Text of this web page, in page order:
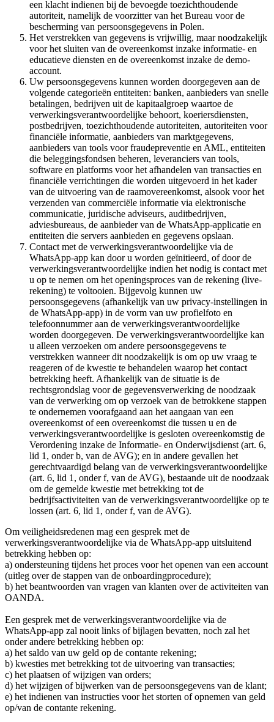
een klacht indienen bij de bevoegde toezichthoudende
autoriteit, namelijk de voorzitter van het Bureau voor de
bescherming van persoonsgegevens in Polen.
Het verstrekken van gegevens is vrijwillig, maar noodzakelijk
voor het sluiten van de overeenkomst inzake informatie- en
educatieve diensten en de overeenkomst inzake de demo-
account.
Uw persoonsgegevens kunnen worden doorgegeven aan de
volgende categorieën entiteiten: banken, aanbieders van snelle
betalingen, bedrijven uit de kapitaalgroep waartoe de
verwerkingsverantwoordelijke behoort, koeriersdiensten,
postbedrijven, toezichthoudende autoriteiten, autoriteiten voor
financiële informatie, aanbieders van marktgegevens,
aanbieders van tools voor fraudepreventie en AML, entiteiten
die beleggingsfondsen beheren, leveranciers van tools,
software en platforms voor het afhandelen van transacties en
financiële verrichtingen die worden uitgevoerd in het kader
van de uitvoering van de raamovereenkomst, alsook voor het
verzenden van commerciële informatie via elektronische
communicatie, juridische adviseurs, auditbedrijven,
adviesbureaus, de aanbieder van de WhatsApp-applicatie en
entiteiten die servers aanbieden en gegevens opslaan.
Contact met de verwerkingsverantwoordelijke via de
WhatsApp-app kan door u worden geïnitieerd, of door de
verwerkingsverantwoordelijke indien het nodig is contact met
u op te nemen om het openingsproces van de rekening (live-
rekening) te voltooien. Bijgevolg kunnen uw
persoonsgegevens (afhankelijk van uw privacy-instellingen in
de WhatsApp-app) in de vorm van uw profielfoto en
telefoonnummer aan de verwerkingsverantwoordelijke
worden doorgegeven. De verwerkingsverantwoordelijke kan
u alleen verzoeken om andere persoonsgegevens te
verstrekken wanneer dit noodzakelijk is om op uw vraag te
reageren of de kwestie te behandelen waarop het contact
betrekking heeft. Afhankelijk van de situatie is de
rechtsgrondslag voor de gegevensverwerking de noodzaak
van de verwerking om op verzoek van de betrokkene stappen
te ondernemen voorafgaand aan het aangaan van een
overeenkomst of een overeenkomst die tussen u en de
verwerkingsverantwoordelijke is gesloten overeenkomstig de
Verordening inzake de Informatie- en Onderwijsdienst (art. 6,
lid 1, onder b, van de AVG); en in andere gevallen het
gerechtvaardigd belang van de verwerkingsverantwoordelijke
(art. 6, lid 1, onder f, van de AVG), bestaande uit de noodzaak
om de gemelde kwestie met betrekking tot de
bedrijfsactiviteiten van de verwerkingsverantwoordelijke op te
lossen (art. 6, lid 1, onder f, van de AVG).
Om veiligheidsredenen mag een gesprek met de
verwerkingsverantwoordelijke via de WhatsApp-app uitsluitend
betrekking hebben op:
a) ondersteuning tijdens het proces voor het openen van een account
(uitleg over de stappen van de onboardingprocedure);
b) het beantwoorden van vragen van klanten over de activiteiten van
OANDA.
Een gesprek met de verwerkingsverantwoordelijke via de
WhatsApp-app zal nooit links of bijlagen bevatten, noch zal het
onder andere betrekking hebben op:
a) het saldo van uw geld op de contante rekening;
b) kwesties met betrekking tot de uitvoering van transacties;
c) het plaatsen of wijzigen van orders;
d) het wijzigen of bijwerken van de persoonsgegevens van de klant;
e) het indienen van instructies voor het storten of opnemen van geld
op/van de contante rekening.